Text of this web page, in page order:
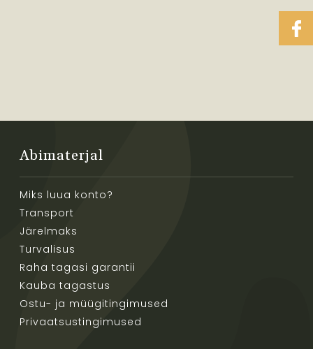
Abimaterjal
Miks luua konto?
Transport
Järelmaks
Turvalisus
Raha tagasi garantii
Kauba tagastus
Ostu- ja müügitingimused
Privaatsustingimused